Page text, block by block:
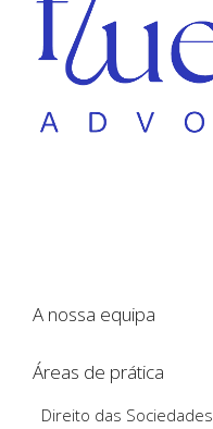
A nossa equipa
Áreas de prática
Direito das Sociedades